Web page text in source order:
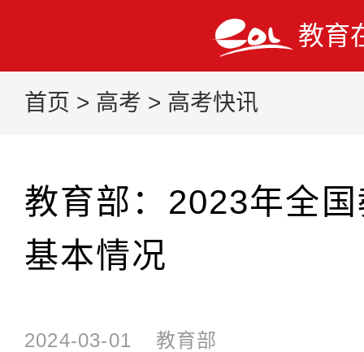
教育
首页 > 高考 > 高考快讯
教育部：2023年全
基本情况
2024-03-01 教育部